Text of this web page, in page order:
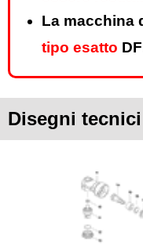
La macchina
tipo esatto
Disegni